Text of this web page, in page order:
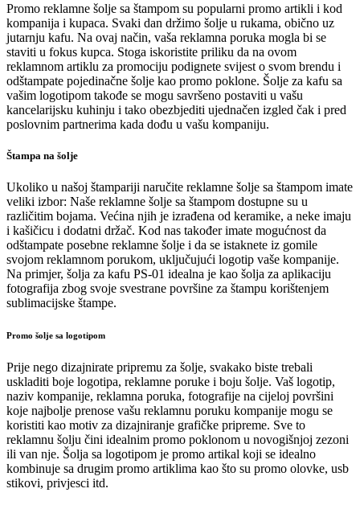
Promo reklamne šolje sa štampom su popularni promo artikli i kod
kompanija i kupaca. Svaki dan držimo šolje u rukama, obično uz
jutarnju kafu. Na ovaj način, vaša reklamna poruka mogla bi se
staviti u fokus kupca. Stoga iskoristite priliku da na ovom
reklamnom artiklu za promociju podignete svijest o svom brendu i
odštampate pojedinačne šolje kao promo poklone. Šolje za kafu sa
vašim logotipom takođe se mogu savršeno postaviti u vašu
kancelarijsku kuhinju i tako obezbjediti ujednačen izgled čak i pred
poslovnim partnerima kada dođu u vašu kompaniju.
Štampa na šolje
Ukoliko u našoj štampariji naručite reklamne šolje sa štampom imate
veliki izbor: Naše reklamne šolje sa štampom dostupne su u
različitim bojama. Većina njih je izrađena od keramike, a neke imaju
i kašičicu i dodatni držač. Kod nas također imate mogućnost da
odštampate posebne reklamne šolje i da se istaknete iz gomile
svojom reklamnom porukom, uključujući logotip vaše kompanije.
Na primjer, šolja za kafu PS-01 idealna je kao šolja za aplikaciju
fotografija zbog svoje svestrane površine za štampu korištenjem
sublimacijske štampe.
Promo šolje sa logotipom
Prije nego dizajnirate pripremu za šolje, svakako biste trebali
uskladiti boje logotipa, reklamne poruke i boju šolje. Vaš logotip,
naziv kompanije, reklamna poruka, fotografije na cijeloj površini
koje najbolje prenose vašu reklamnu poruku kompanije mogu se
koristiti kao motiv za dizajniranje grafičke pripreme. Sve to
reklamnu šolju čini idealnim promo poklonom u novogišnjoj zezoni
ili van nje. Šolja sa logotipom je promo artikal koji se idealno
kombinuje sa drugim promo artiklima kao što su promo olovke, usb
stikovi, privjesci itd.